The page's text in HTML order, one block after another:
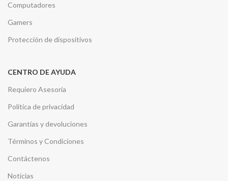
Computadores
Gamers
Protección de dispositivos
CENTRO DE AYUDA
Requiero Asesoría
Política de privacidad
Garantías y devoluciones
Términos y Condiciones
Contáctenos
Noticias